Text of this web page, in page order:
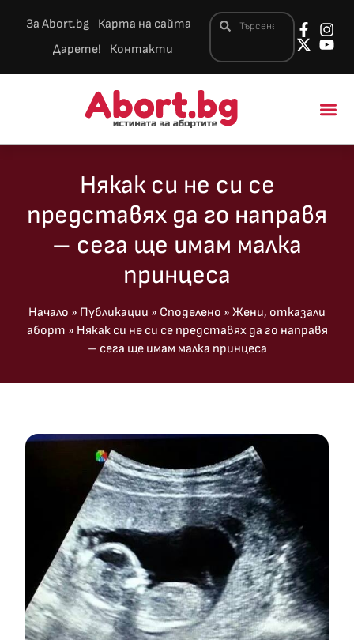
За Abort.bg
Карта на сайта
Дарете!
Контакти
Някак си не си се
представях да го направя
– сега ще имам малка
принцеса
Начало » Публикации » Споделено » Жени, отказали
аборт » Някак си не си се представях да го направя
– сега ще имам малка принцеса